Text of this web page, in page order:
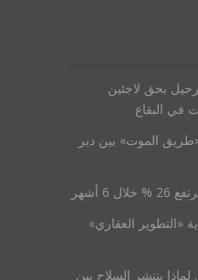
بحق لاجئين
في البقاع
الموت» بين دير
أشهر
«التطوير العقاري»
ينتشر السلاح بين